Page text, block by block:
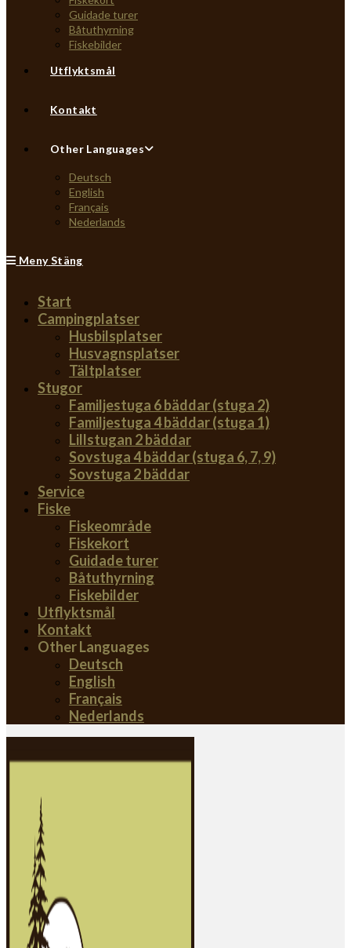
Guidade turer
Båtuthyrning
Fiskebilder
Utflyktsmål
Kontakt
Other Languages
Deutsch
English
Français
Nederlands
Meny Stäng
Start
Campingplatser
Husbilsplatser
Husvagnsplatser
Tältplatser
Stugor
Familjestuga 6 bäddar (stuga 2)
Familjestuga 4 bäddar (stuga 1)
Lillstugan 2 bäddar
Sovstuga 4 bäddar (stuga 6, 7, 9)
Sovstuga 2 bäddar
Service
Fiske
Fiskeområde
Fiskekort
Guidade turer
Båtuthyrning
Fiskebilder
Utflyktsmål
Kontakt
Other Languages
Deutsch
English
Français
Nederlands